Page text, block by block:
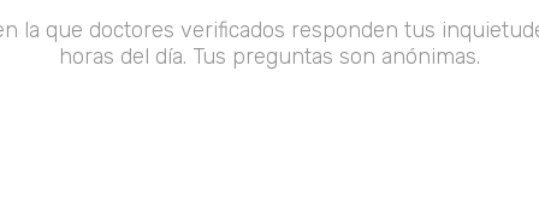
la que doctores verificados responden tus
horas del día. Tus preguntas son anónimas.